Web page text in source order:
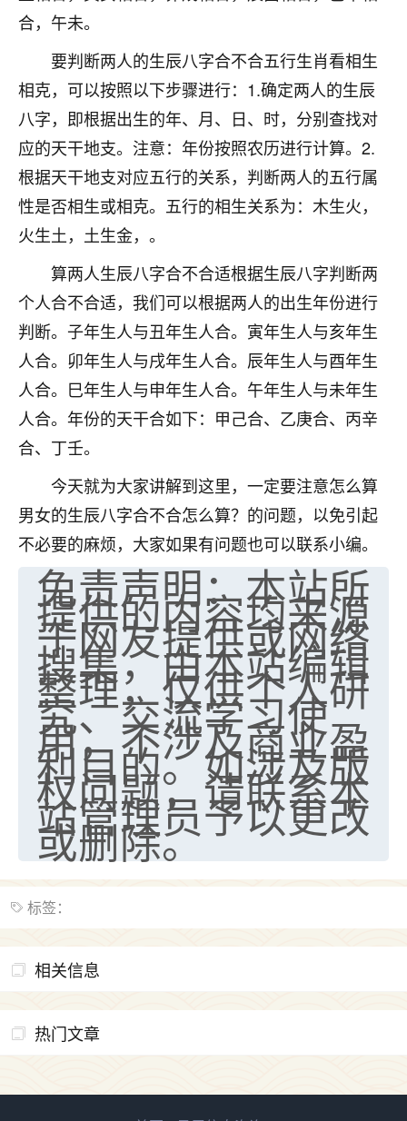
合，午未。
要判断两人的生辰八字合不合五行生肖看相生
相克，可以按照以下步骤进行：1.确定两人的生辰
八字，即根据出生的年、月、日、时，分别查找对
应的天干地支。注意：年份按照农历进行计算。2.
根据天干地支对应五行的关系，判断两人的五行属
性是否相生或相克。五行的相生关系为：木生火，
火生土，土生金，。
算两人生辰八字合不合适根据生辰八字判断两
个人合不合适，我们可以根据两人的出生年份进行
判断。子年生人与丑年生人合。寅年生人与亥年生
人合。卯年生人与戌年生人合。辰年生人与酉年生
人合。巳年生人与申年生人合。午年生人与未年生
人合。年份的天干合如下：甲己合、乙庚合、丙辛
合、丁壬。
今天就为大家讲解到这里，一定要注意怎么算
男女的生辰八字合不合怎么算？的问题，以免引起
不必要的麻烦，大家如果有问题也可以联系小编。
免责声明：本站所
提供的内容均来源
于网友提供或网络
搜集，由本站编辑
整理，仅供个人研
究、交流学习使
用，不涉及商业盈
利目的。如涉及版
权问题，请联系本
站管理员予以更改
或删除。
标签：
相关信息
热门文章
超度，现在看来，人不信也不行。
2天前 来自云南 11
优秀的张同学
老师收徒吗？？我对这些很感兴趣
2天前 来自山西